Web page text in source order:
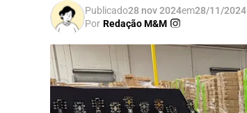
Publicado28 nov 2024em28/11/2024
Por Redação M&M